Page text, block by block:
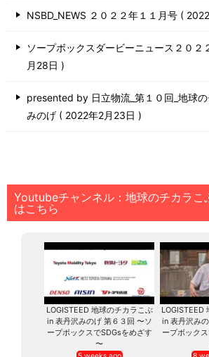
NSBD_NEWS ２０２２年１１月号
ソープボックスダービーニュース２０２
月28日
presented by 日立物流_第１０回_地球
みのげ
2022年2月23日
Youtubeチャンネル：地球のチカラ
はこちら
LOGISTEED 地球のチカラこぶ
in 表丹沢みのげ 第６３回 〜ソ
ープボックスでSDGsをめざす
〜
LOGISTEED
in 表丹沢み
ープボック